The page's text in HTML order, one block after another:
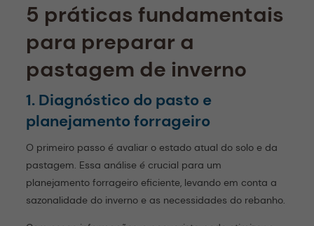
5 práticas fundamentais
para preparar a
pastagem de inverno
1. Diagnóstico do pasto e
planejamento forrageiro
O primeiro passo é avaliar o estado atual do solo e da
pastagem. Essa análise é crucial para um
planejamento forrageiro eficiente, levando em conta a
sazonalidade do inverno e as necessidades do rebanho.